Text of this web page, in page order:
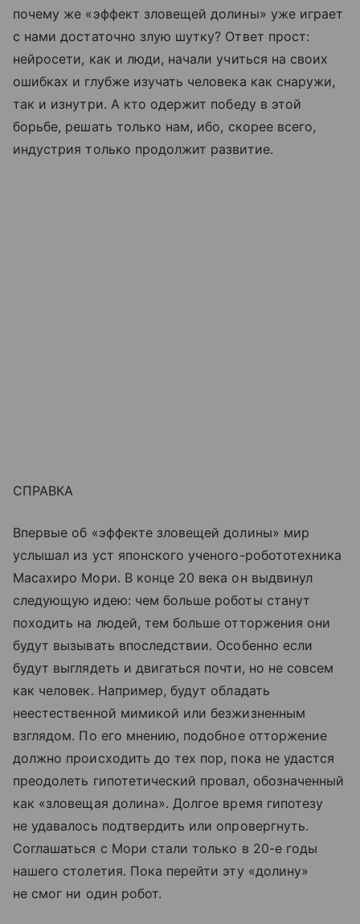
почему же «эффект зловещей долины» уже играет
с нами достаточно злую шутку? Ответ прост:
нейросети, как и люди, начали учиться на своих
ошибках и глубже изучать человека как снаружи,
так и изнутри. А кто одержит победу в этой
борьбе, решать только нам, ибо, скорее всего,
индустрия только продолжит развитие.
СПРАВКА
Впервые об «эффекте зловещей долины» мир
услышал из уст японского ученого-робототехника
Масахиро Мори. В конце 20 века он выдвинул
следующую идею: чем больше роботы станут
походить на людей, тем больше отторжения они
будут вызывать впоследствии. Особенно если
будут выглядеть и двигаться почти, но не совсем
как человек. Например, будут обладать
неестественной мимикой или безжизненным
взглядом. По его мнению, подобное отторжение
должно происходить до тех пор, пока не удастся
преодолеть гипотетический провал, обозначенный
как «зловещая долина». Долгое время гипотезу
не удавалось подтвердить или опровергнуть.
Соглашаться с Мори стали только в 20-е годы
нашего столетия. Пока перейти эту «долину»
не смог ни один робот.